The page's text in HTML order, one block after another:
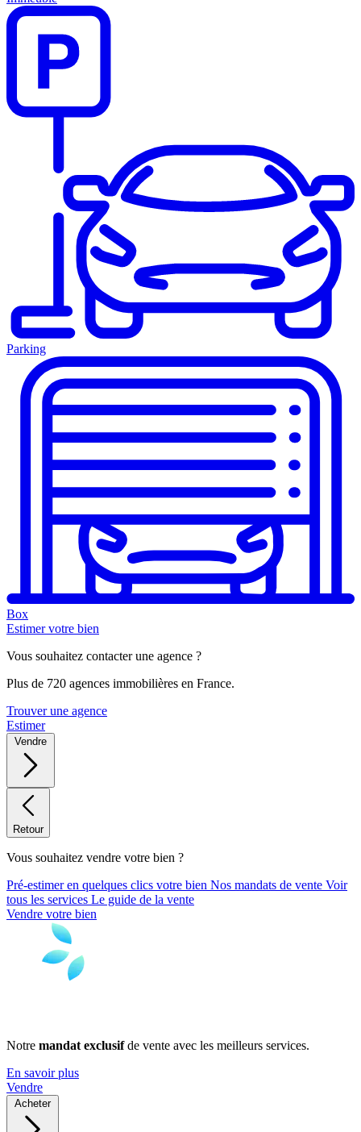
Parking
Box
Estimer votre bien
Vous souhaitez contacter une agence ?
Plus de 720 agences immobilières en France.
Trouver une agence
Estimer
Vendre
Retour
Vous souhaitez vendre votre bien ?
Pré-estimer en quelques clics votre bien Nos mandats de vente Voir
tous les services Le guide de la vente
Vendre votre bien
Notre mandat exclusifde vente avec les meilleurs services.
En savoir plus
Vendre
Acheter